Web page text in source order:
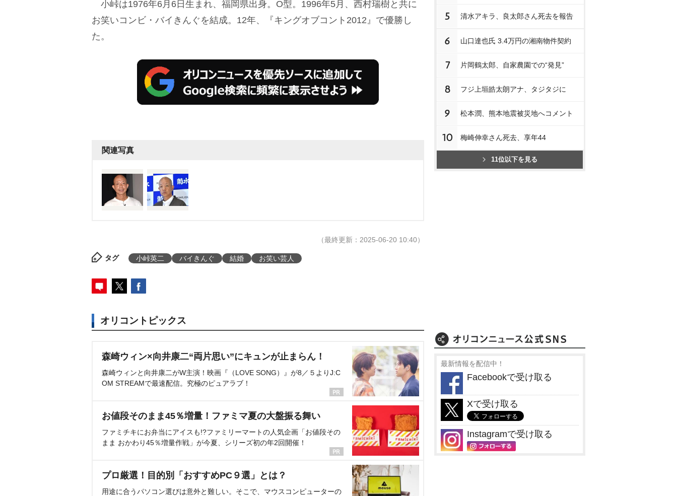
小峠は1976年6月6日生まれ、福岡県出身。O型。1996年5月、西村瑞樹と共に
お笑いコンビ・バイきんぐを結成。12年、『キングオブコント2012』で優勝し
た。
関連写真
（最終更新：2025-06-20 10:40）
タグ 小峠英二 バイきんぐ 結婚 お笑い芸人
オリコントピックス
森崎ウィン×向井康二“両片思い”にキュンが止まらん！
森崎ウィンと向井康二がW主演！映画『（LOVE SONG）』が8／５よりJ:C
OM STREAMで最速配信。究極のピュアラブ！
お値段そのまま45％増量！ファミマ夏の大盤振る舞い
ファミチキにお弁当にアイスも!?ファミリーマートの人気企画「お値段その
まま おかわり45％増量作戦」が今夏、シリーズ初の年2回開催！
プロ厳選！目的別「おすすめPC９選」とは？
用途に合うパソコン選びは意外と難しい。そこで、マウスコンピューターの
5 清水アキラ、良太郎さん死去を報告
6 山口達也氏 3.4万円の湘南物件契約
7 片岡鶴太郎、自家農園での“発見”
8 フジ上垣皓太朗アナ、タジタジに
9 松本潤、熊本地震被災地へコメント
10 梅崎伸幸さん死去、享年44
11位以下を見る
最新情報を配信中！
Facebookで受け取る
Xで受け取る
Instagramで受け取る